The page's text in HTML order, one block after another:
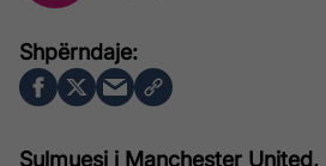
Sulmuesi i Manchester